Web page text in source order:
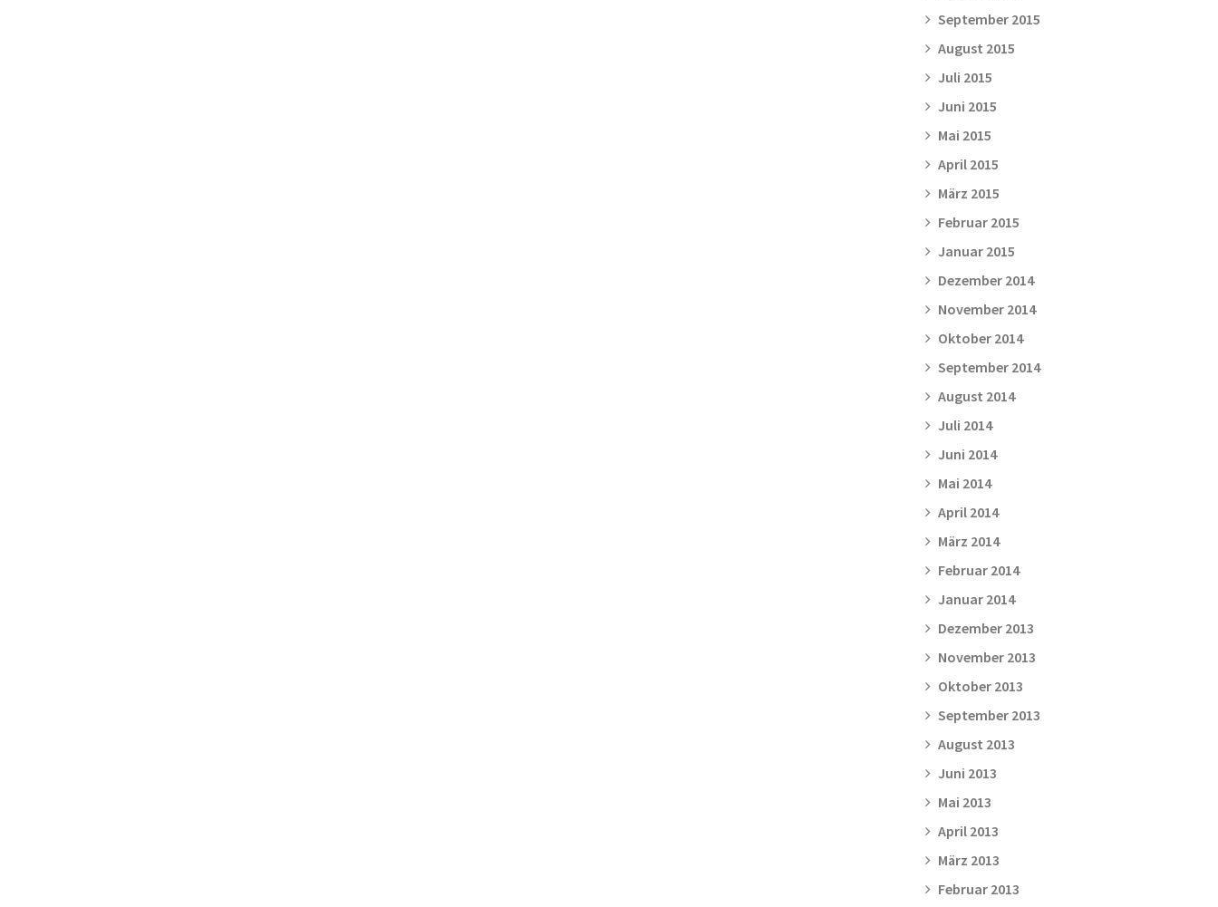
September 2015
August 2015
Juli 2015
Juni 2015
Mai 2015
April 2015
März 2015
Februar 2015
Januar 2015
Dezember 2014
November 2014
Oktober 2014
September 2014
August 2014
Juli 2014
Juni 2014
Mai 2014
April 2014
März 2014
Februar 2014
Januar 2014
Dezember 2013
November 2013
Oktober 2013
September 2013
August 2013
Juni 2013
Mai 2013
April 2013
März 2013
Februar 2013